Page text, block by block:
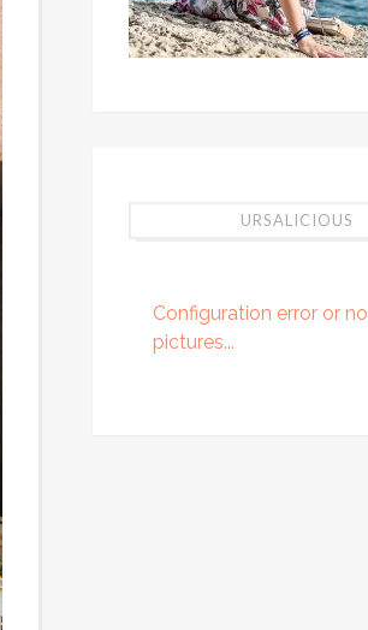
URSALICIOUS
Configuration error or no
pictures...